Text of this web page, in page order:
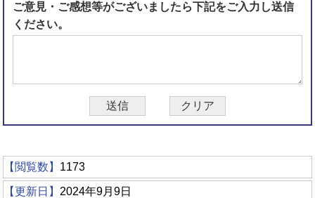
ご意見・ご感想等がございましたら下記をご入力し送信
ください。
【閲覧数】 1173
【更新日】 2024年9月9日